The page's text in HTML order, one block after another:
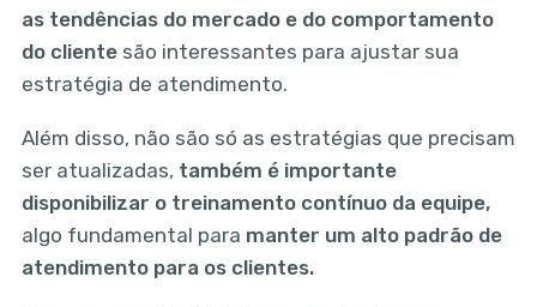
as tendências do mercado e do comportamento
do clientesão interessantes para ajustar sua
estratégia de atendimento.
Além disso, não são só as estratégias que precisam
ser atualizadas, também é importante
disponibilizar o treinamento contínuo da equipe,
algo fundamental para manter um alto padrão de
atendimento para os clientes.